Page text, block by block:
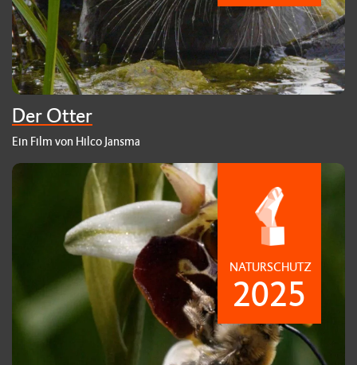
Der Otter
Ein Film von Hilco Jansma
NATURSCHUTZ
2025